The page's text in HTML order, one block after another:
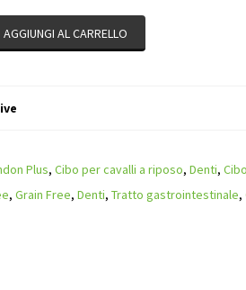
AGGIUNGI AL CARRELLO
Plus, Cibo per cavalli a riposo, Denti,
, Grain Free, Denti, Tratto gastrointestinale,